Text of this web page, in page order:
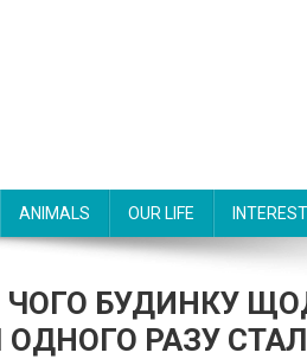
ANIMALS OUR LIFE
ЧОГО БУДИНКУ
ОДНОГО РАЗУ